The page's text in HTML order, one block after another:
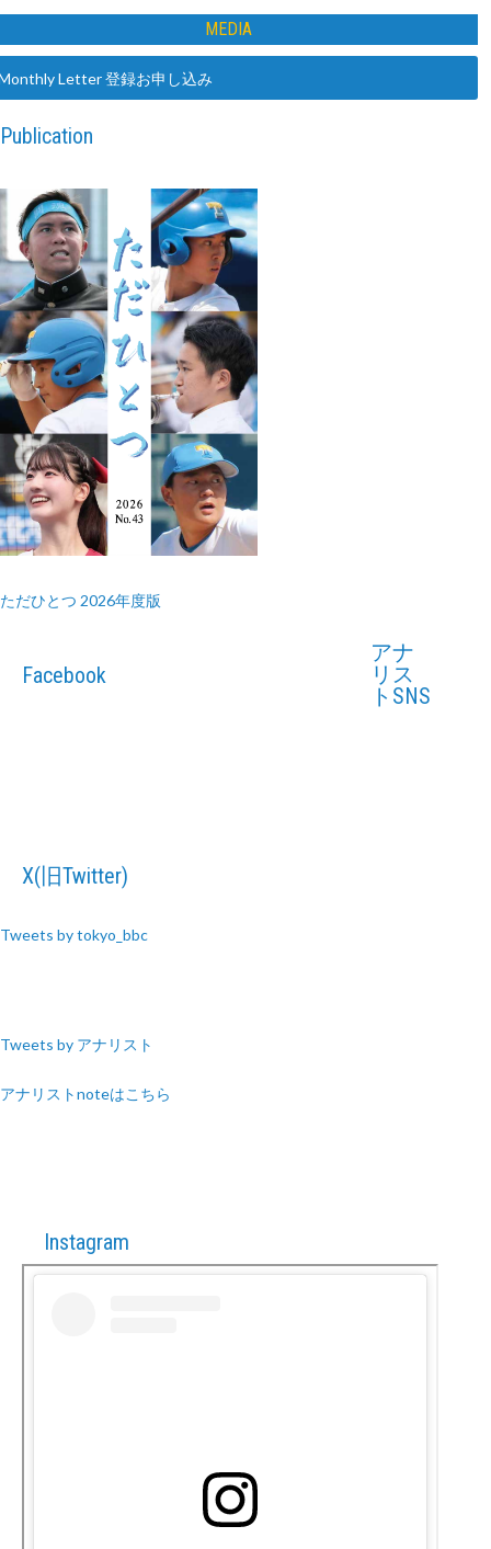
MEDIA
Letter 登録お申し込み
Publication
ただひとつ 2026年度版
Facebook
X(旧Twitter)
Tweets by tokyo_bbc
アナ
リス
トSNS
Tweets by アナリスト
アナリストnoteはこちら
Instagram